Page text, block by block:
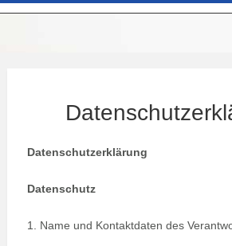
Datenschutzerklärung
Datenschutz
1. Name und Kontaktdaten des